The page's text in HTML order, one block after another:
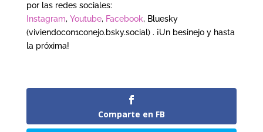
por las redes sociales:
Instagram, Youtube, Facebook, Bluesky
(viviendocon1conejo.bsky.social) . ¡Un besinejo y hasta
la próxima!
Comparte en FB